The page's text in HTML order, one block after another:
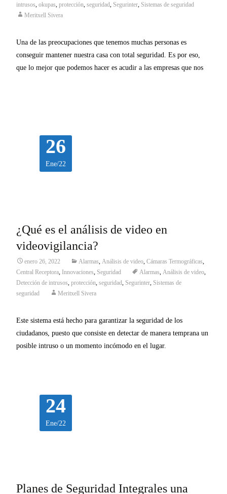
intrusos, okupas, protección, seguridad, Segurinter, Sistemas de seguridad
Meritxell Sivera
Una de las preocupaciones que tenemos muchas personas es
conseguir mantener nuestra casa con total seguridad. Es por eso,
que lo mejor que podemos hacer es acudir a las empresas que nos
26
Ene/22
¿Qué es el análisis de video en
videovigilancia?
enero 26, 2022 Alarmas Análisis de video Cámaras Termográficas
Central Receptora Innovaciones Seguridad Alarmas Análisis de video
Detección de intrusos protección seguridad Segurinter Sistemas de
seguridad
Meritxell Sivera
Este sistema está hecho para garantizar la seguridad de los
ciudadanos, puesto que consiste en detectar de manera temprana un
posible intruso o un momento incómodo en el lugar.
24
Ene/22
Planes de Seguridad Integrales una